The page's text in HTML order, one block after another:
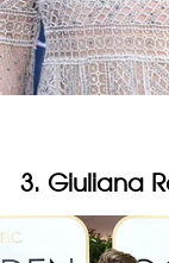
3. Giuliana